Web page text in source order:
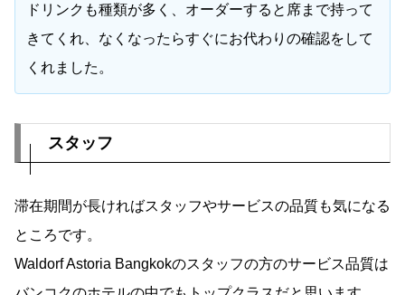
ドリンクも種類が多く、オーダーすると席まで持って
きてくれ、なくなったらすぐにお代わりの確認をして
くれました。
スタッフ
滞在期間が長ければスタッフやサービスの品質も気になる
ところです。
Waldorf Astoria Bangkokのスタッフの方のサービス品質は